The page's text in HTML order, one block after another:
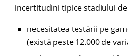
incertitudini tipice stadiului
necesitatea testării pe
(există peste 12.000 de